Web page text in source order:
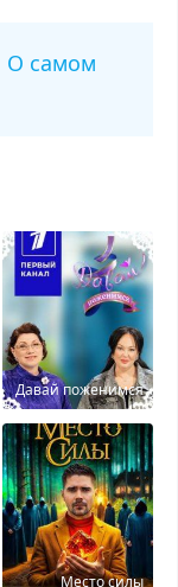
О самом
Давай поженимся
Место силы